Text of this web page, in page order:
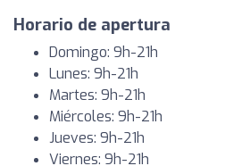
Horario de apertura
Domingo: 9h-21h
Lunes: 9h-21h
Martes: 9h-21h
Miércoles: 9h-21h
Jueves: 9h-21h
Viernes: 9h-21h